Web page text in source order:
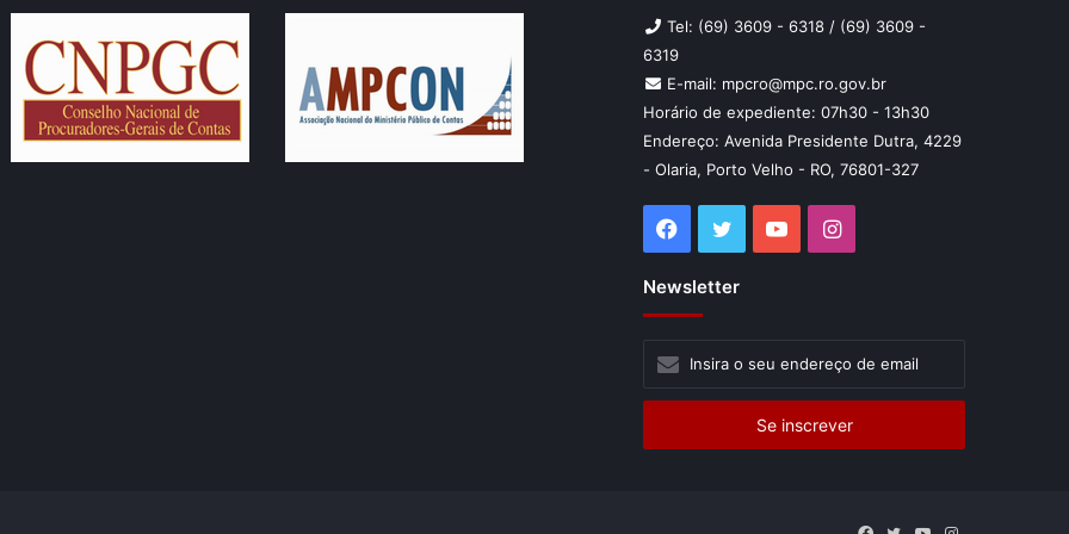
Tel: (69) 3609 - 6318 / (69) 3609 -
6319
E-mail: mpcro@mpc.ro.gov.br
Horário de expediente: 07h30 - 13h30
Endereço: Avenida Presidente Dutra, 4229
- Olaria, Porto Velho - RO, 76801-327
Facebook
TwitterYouTubeInstagram
Newsletter
seu
de